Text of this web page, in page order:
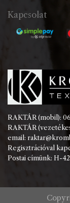
Kapcsolat
RAKTÁR (mobil):
RAKTÁR
email:
Regisztrációval
Postai címünk: H-